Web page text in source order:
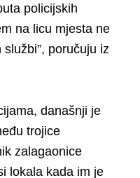
policijskih
na licu mjesta ne
poručuju iz
današnji je
trojice
zalagaonice
lokala kada im je